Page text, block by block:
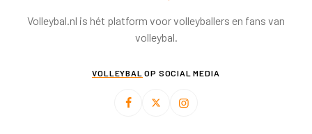
Volleybal.nl is hét platform voor volleyballers en fans van
volleybal.
VOLLEYBAL OP SOCIAL MEDIA